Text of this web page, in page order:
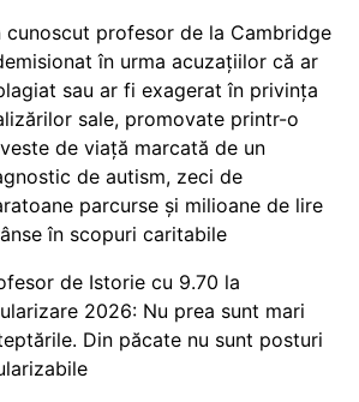
cunoscut profesor de la Cambridge
în urma acuzațiilor că ar
sau ar fi exagerat în privința
sale, promovate printr-o
de viață marcată de un
de autism, zeci de
parcurse și milioane de lire
în scopuri caritabile
de Istorie cu 9.70 la
2026: Nu prea sunt mari
Din păcate nu sunt posturi